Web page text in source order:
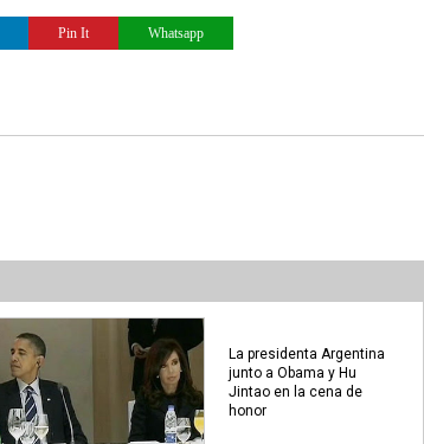
Pin It Whatsapp
La presidenta Argentina
junto a Obama y Hu
Jintao en la cena de
honor